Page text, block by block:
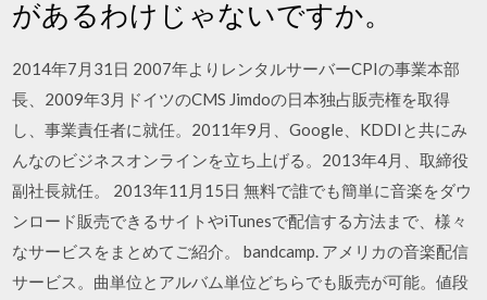
があるわけじゃないですか。
2014年7月31日 2007年よりレンタルサーバーCPIの事業本部
長、2009年3月ドイツのCMS Jimdoの日本独占販売権を取得
し、事業責任者に就任。2011年9月、Google、KDDIと共にみ
んなのビジネスオンラインを立ち上げる。2013年4月、取締役
副社長就任。 2013年11月15日 無料で誰でも簡単に音楽をダウ
ンロード販売できるサイトやiTunesで配信する方法まで、様々
なサービスをまとめてご紹介。 bandcamp. アメリカの音楽配信
サービス。曲単位とアルバム単位どちらでも販売が可能。値段